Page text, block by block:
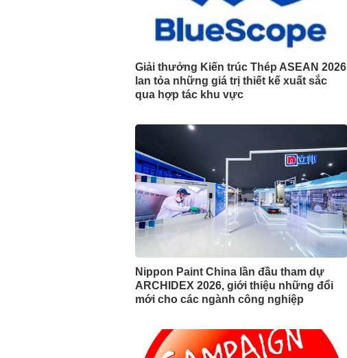
Giải thưởng Kiến trúc Thép ASEAN 2026
lan tỏa những giá trị thiết kế xuất sắc
qua hợp tác khu vực
Nippon Paint China lần đầu tham dự
ARCHIDEX 2026, giới thiệu những đổi
mới cho các ngành công nghiệp